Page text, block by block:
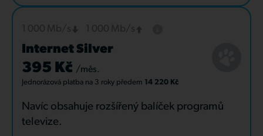
Internet Silver
395 Kč /měs.
Jednorázová platba na 3 roky předem 14 220 Kč
Navíc obsahuje rozšířený balíček programů
televize.